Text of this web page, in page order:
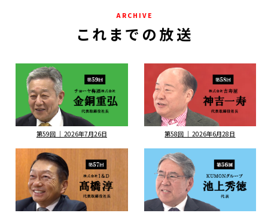
A R C H I V E
こ れ ま で の 放 送
第59回 ｜ 2026年7月26日 第58回 ｜ 2026年6月28日